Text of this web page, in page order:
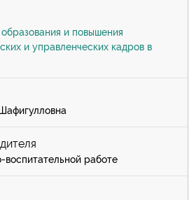
и повышения
и управленческих кадров в
работе